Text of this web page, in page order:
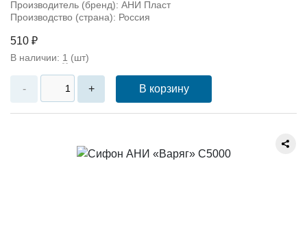
Производитель (бренд): АНИ Пласт
Производство (страна): Россия
510 ₽
В наличии: 1 (шт)
- + В корзину